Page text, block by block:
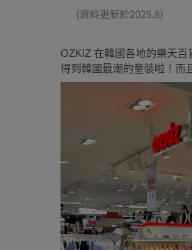
OZKIZ 在韓國各地的樂天
得到韓國最潮的童裝啦！而